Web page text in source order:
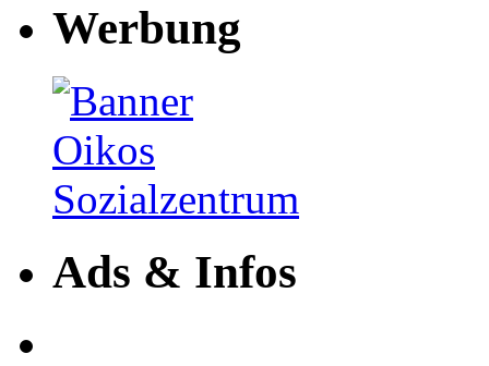
Werbung
Ads & Infos